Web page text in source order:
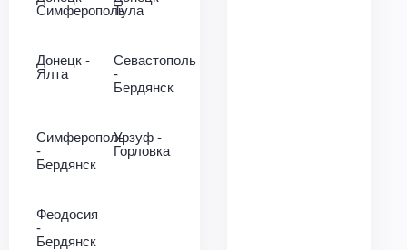
СимферопольТула
Донецк -
Ялта
Севастополь
-
Бердянск
Симферополь
-
Бердянск
Урзуф -
Горловка
Феодосия
-
Бердянск